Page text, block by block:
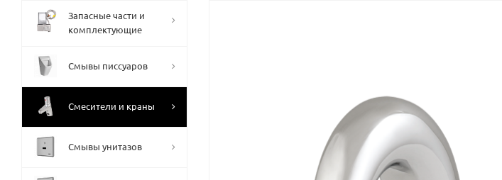
Запасные части и
комплектующие
Смывы писсуаров
Смесители и краны
Смывы унитазов